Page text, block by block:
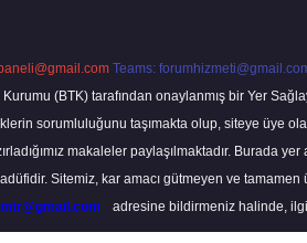
Teams:
(BTK) tarafından onaylanmış bir Yer
sorumluluğunu taşımakta olup, siteye üye
makaleler paylaşılmaktadır. Burada
Sitemiz, kar amacı gütmeyen ve
adresine bildirmeniz halinde,